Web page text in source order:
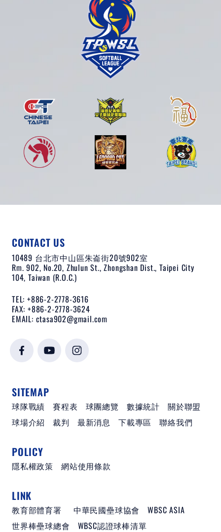
CONTACT US
10489 台北市中山區朱崙街20號902室
Rm. 902, No.20, Zhulun St., Zhongshan Dist., Taipei City
104, Taiwan (R.O.C.)
TEL: +886-2-2778-3616
FAX: +886-2-2778-3624
EMAIL: ctasa902@gmail.com
SITEMAP
球隊戰績 賽程表 球團總覽 數據統計
關於聯盟
球場介紹
裁判 最新消息 下載專區 聯絡我們
POLICY
隱私權政策 網站使用條款
LINK
教育部體育署 中華民國壘球協會
WBSC ASIA
世界棒壘球總會
WBSC認證球棒清單